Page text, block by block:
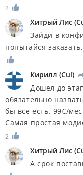
2
Хитрый Лис (
Зайди в
попытайся заказать.
Кирилл (Cul)
Дошел до
обязательно
бы все есть. 99€/
Самая простая
2
Хитрый Лис (
А срок